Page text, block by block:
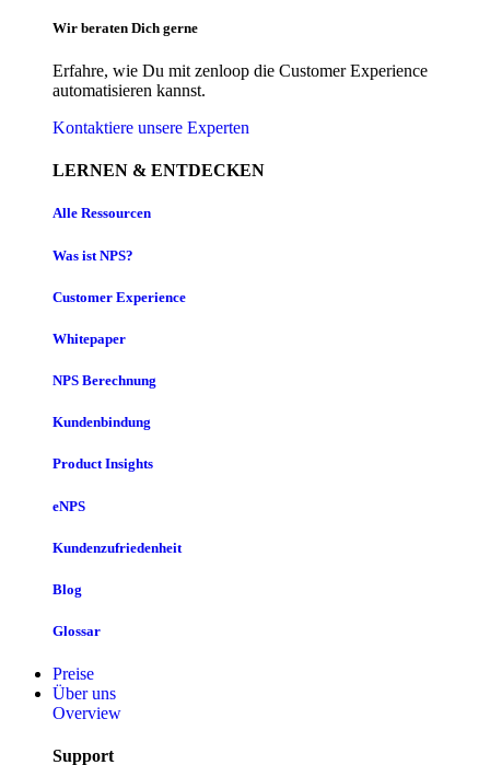
Wir beraten Dich gerne
Erfahre, wie Du mit zenloop die Customer Experience
automatisieren kannst.
Kontaktiere unsere Experten
LERNEN & ENTDECKEN
Alle Ressourcen
Was ist NPS?
Customer Experience
Whitepaper
NPS Berechnung
Kundenbindung
Product Insights
eNPS
Kundenzufriedenheit
Blog
Glossar
Preise
Über uns
Overview
Support